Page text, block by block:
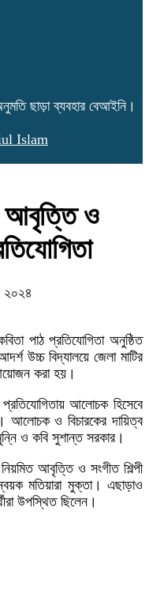
ছাড়া ব্যবহার বেআইনি।
Islam
আবৃত্তি ও
২০২৪
পাঠ প্রতিযোগিতা অনুষ্ঠিত
উচ্চ বিদ্যালয়ে জেলা মাটির
করা হয়।
আলোচক হিসেবে
আলোচক ও বিচারকের দায়িত্ব
ও কবি সুশান্ত সরকার।
আবৃত্তি ও সংগীত শিল্পী
মতিয়ারা মুক্তা। এছাড়াও
উপস্থিত ছিলেন।